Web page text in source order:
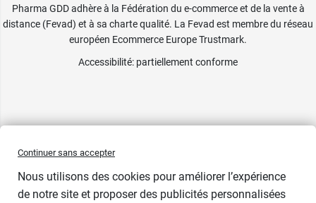
Pharma GDD adhère à la Fédération du e-commerce et de la vente à
distance (Fevad) et à sa charte qualité. La Fevad est membre du réseau
européen Ecommerce Europe Trustmark.
Accessibilité: partiellement conforme
Continuer sans accepter
Nous utilisons des cookies pour améliorer l’expérience
de notre site et proposer des publicités personnalisées